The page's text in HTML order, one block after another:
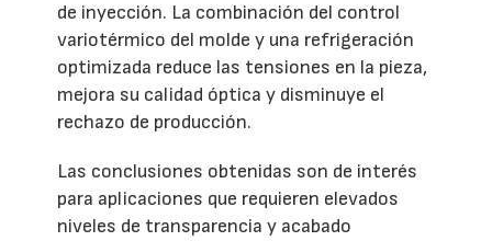
de inyección. La combinación del control
variotérmico del molde y una refrigeración
optimizada reduce las tensiones en la pieza,
mejora su calidad óptica y disminuye el
rechazo de producción.
Las conclusiones obtenidas son de interés
para aplicaciones que requieren elevados
niveles de transparencia y acabado